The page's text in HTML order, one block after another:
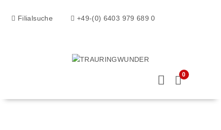
Filialsuche +49-(0) 6403 979 689 0
0